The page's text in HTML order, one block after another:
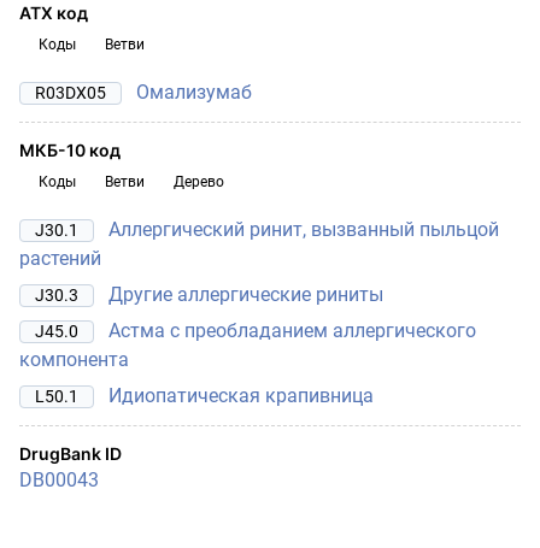
АТХ код
Коды Ветви
R03DX05 Омализумаб
МКБ-10 код
Коды Ветви Дерево
J30.1
Аллергический ринит, вызванный пыльцой
растений
J30.3 Другие аллергические риниты
J45.0
Астма с преобладанием аллергического
компонента
L50.1 Идиопатическая крапивница
DrugBank ID
DB00043